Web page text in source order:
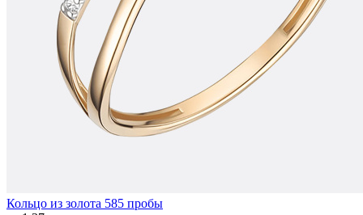
Кольцо из золота 585 пробы